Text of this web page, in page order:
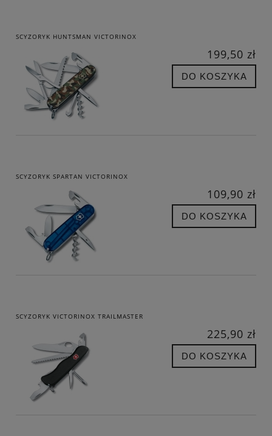
SCYZORYK HUNTSMAN VICTORINOX
199,50 zł
DO KOSZYKA
SCYZORYK SPARTAN VICTORINOX
109,90 zł
DO KOSZYKA
SCYZORYK VICTORINOX TRAILMASTER
225,90 zł
DO KOSZYKA